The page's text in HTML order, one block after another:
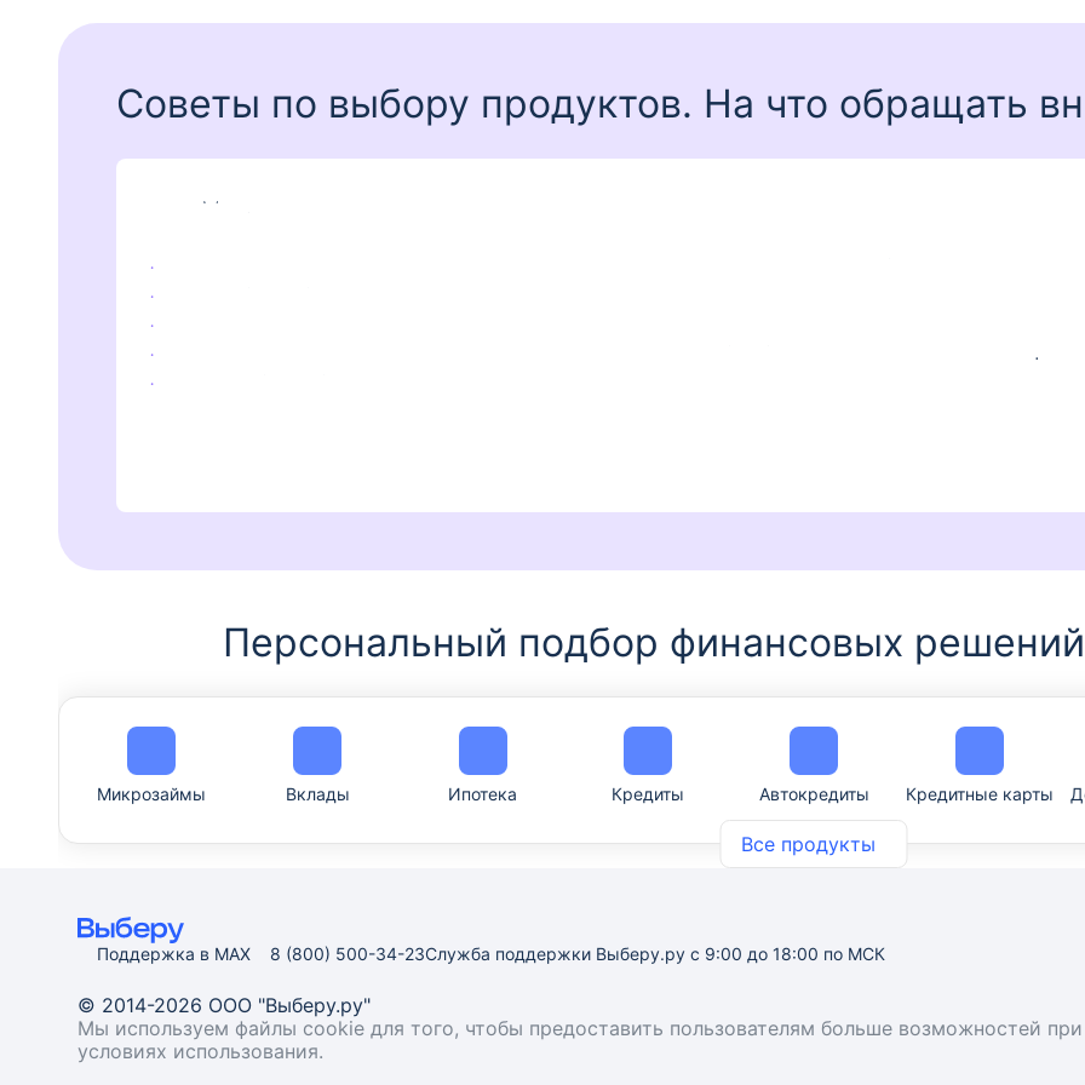
Советы по выбору продуктов. На что обращать
Займы: как выбрать выгодное предложение?
Смотрите не только на процентную ставку, но и на полную стоимость займа (ПСК) — она
Выбирайте займ с возможностью досрочного погашения без штрафов — так сэкономите на
Сравните лимиты и сроки — чем короче срок, тем меньше переплата, но важно, чтобы
Обратите внимание, что клиентам во многих МФО первый займ выдается без процентов.
Оформляйте займ только в проверенных МФО — у компании должна быть лицензия и
Персональный подбор финансовых
Все продукты
Микрозаймы Вклады Ипотека Кредиты Автокредиты Кредитные карты
Поддержка в MAX 8 (800) 500-34-23Служба поддержки Выберу.ру с 9:00 до 18:00 по МСК
© 2014-2026 ООО "Выберу.ру"
Мы используем файлы cookie для того, чтобы предоставить пользователям больше возможностей
условиях использования.